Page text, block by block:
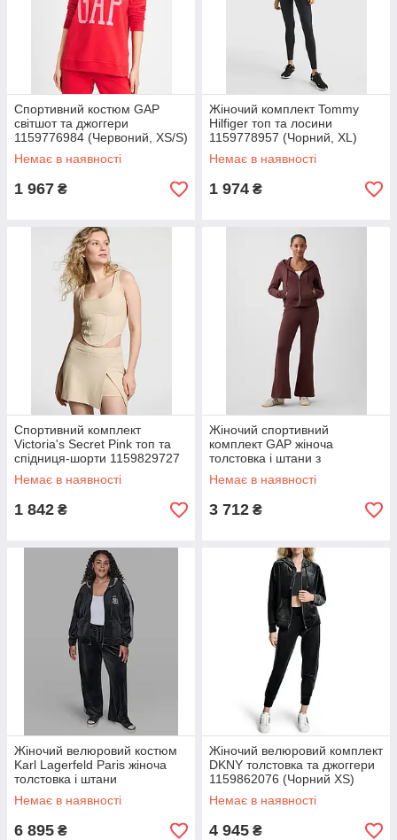
Спортивний костюм GAP
світшот та джоггери
1159776984 (Червоний, XS/S)
Немає в наявності
1 967 ₴
Жіночий комплект Tommy
Hilfiger топ та лосини
1159778957 (Чорний, XL)
Немає в наявності
1 974 ₴
Спортивний комплект
Victoria's Secret Pink топ та
спідниця-шорти 1159829727
(Бежевий XS)
Немає в наявності
1 842 ₴
Жіночий спортивний
комплект GAP жіноча
толстовка і штани з
французького трикотажу
1159982143 (Коричневий L)
Немає в наявності
3 712 ₴
Жіночий велюровий костюм
Karl Lagerfeld Paris жіноча
толстовка і штани
1159864048 (Чорний 1X)
Немає в наявності
6 895 ₴
Жіночий велюровий комплект
DKNY толстовка та джоггери
1159862076 (Чорний XS)
Немає в наявності
4 945 ₴